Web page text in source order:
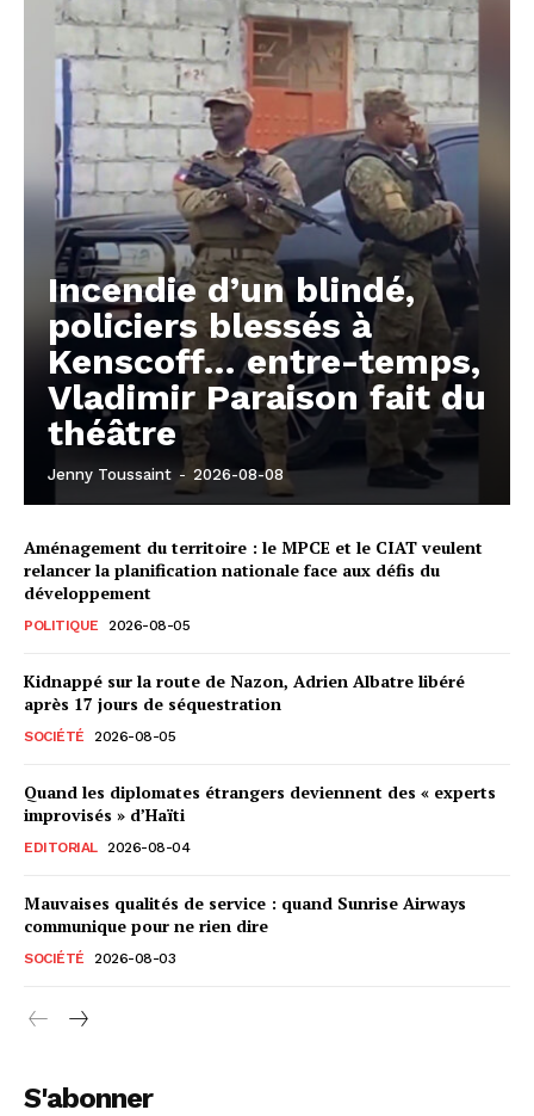
Incendie d’un blindé,
policiers blessés à
Kenscoff… entre-temps,
Vladimir Paraison fait du
théâtre
Jenny Toussaint - 2026-08-08
Aménagement du territoire : le MPCE et le CIAT veulent
relancer la planification nationale face aux défis du
développement
POLITIQUE 2026-08-05
Kidnappé sur la route de Nazon, Adrien Albatre libéré
après 17 jours de séquestration
SOCIÉTÉ 2026-08-05
Quand les diplomates étrangers deviennent des « experts
improvisés » d’Haïti
EDITORIAL 2026-08-04
Mauvaises qualités de service : quand Sunrise Airways
communique pour ne rien dire
SOCIÉTÉ 2026-08-03
S'abonner